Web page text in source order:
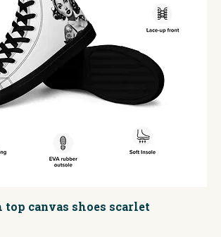
top canvas shoes scarlet